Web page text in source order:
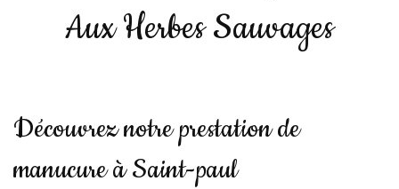
Aux Herbes Sauvages
Découvrez notre prestation de
manucure à Saint-paul